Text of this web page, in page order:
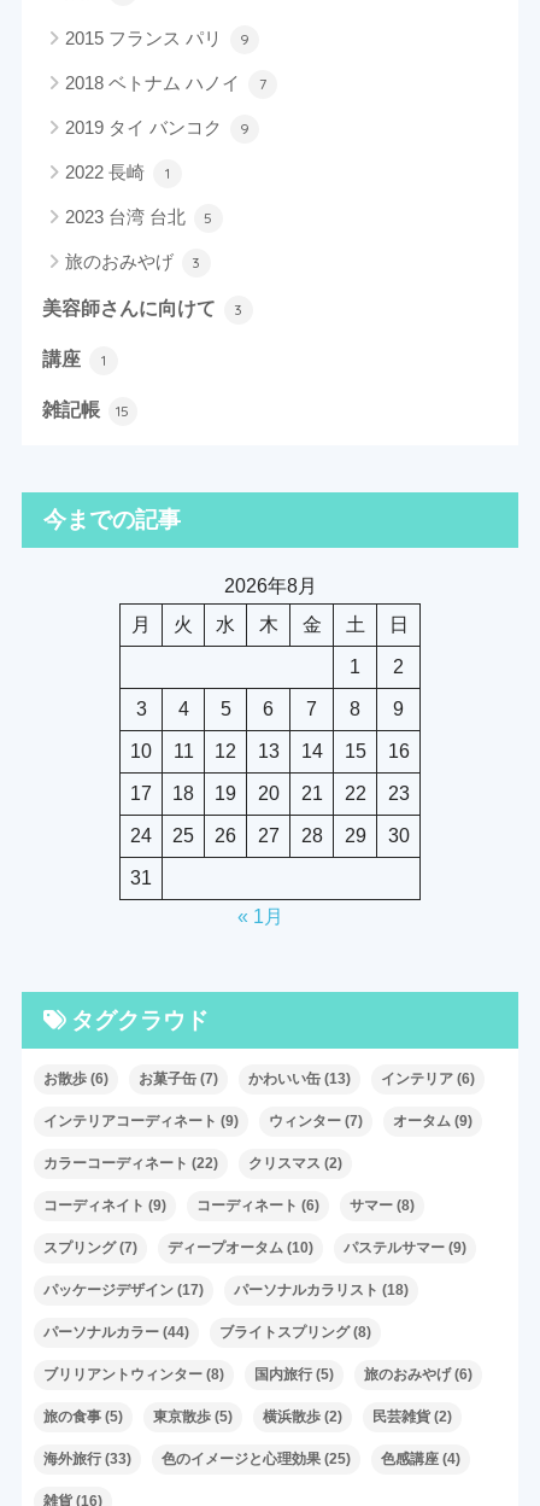
2015 フランス パリ 9
2018 ベトナム ハノイ 7
2019 タイ バンコク 9
2022 長崎 1
2023 台湾 台北 5
旅のおみやげ 3
美容師さんに向けて 3
講座 1
雑記帳 15
今までの記事
2026年8月
月
火 水 木 金 土 日
1 2
3 4 5 6 7 8 9
10 11 12 13 14 15 16
17 18 19 20 21 22 23
24 25 26 27 28 29 30
31
« 1月
タグクラウド
お散歩(6) お菓子缶(7) かわいい缶(13) インテリア(6)
インテリアコーディネート (9) ウィンター(7) オータム (9)
カラーコーディネート (22) クリスマス (2)
コーディネイト (9) コーディネート (6) サマー(8)
スプリング(7) ディープオータム (10) パステルサマー(9)
パッケージデザイン(17) パーソナルカラリスト (18)
パーソナルカラー(44) ブライトスプリング(8)
ブリリアントウィンター(8) 国内旅行(5) 旅のおみやげ(6)
旅の食事(5) 東京散歩(5) 横浜散歩(2) 民芸雑貨(2)
海外旅行(33) 色のイメージと心理効果(25) 色感講座(4)
雑貨(16)